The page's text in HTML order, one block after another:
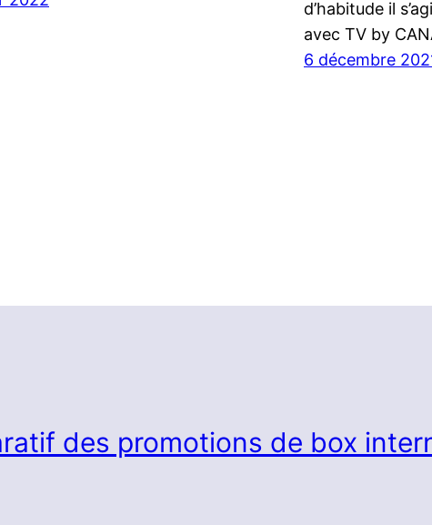
d’habitude il
avec TV by
6 décembre
des promotions de box